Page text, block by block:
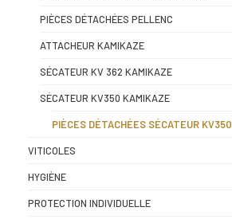
PIÈCES DÉTACHÉES PELLENC
ATTACHEUR KAMIKAZE
SÉCATEUR KV 362 KAMIKAZE
SÉCATEUR KV350 KAMIKAZE
PIÈCES DÉTACHÉES SÉCATEUR KV350
VITICOLES
HYGIÈNE
PROTECTION INDIVIDUELLE